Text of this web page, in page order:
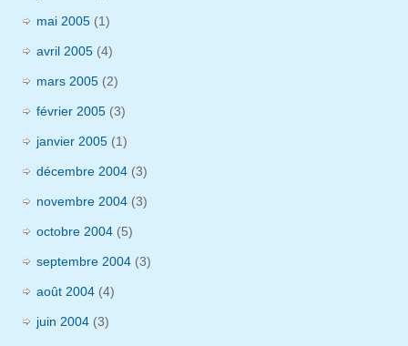
mai 2005 (1)
avril 2005 (4)
mars 2005 (2)
février 2005 (3)
janvier 2005 (1)
décembre 2004 (3)
novembre 2004 (3)
octobre 2004 (5)
septembre 2004 (3)
août 2004 (4)
juin 2004 (3)